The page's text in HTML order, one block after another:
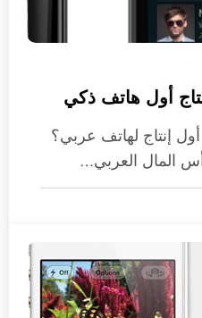
أول هاتف ذكي
أول إنتاج لهاتف عربي؟
المال العربي…